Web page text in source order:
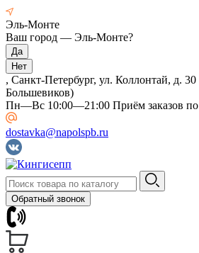
Эль-Монте
Ваш город — Эль-Монте?
, Санкт-Петербург, ул. Коллонтай, д.
Большевиков)
Пн—Вс 10:00—21:00 Приём заказов по
dostavka@napolspb.ru
Обратный звонок